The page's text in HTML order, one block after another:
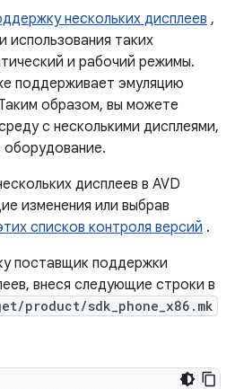
нескольких дисплеев ,
использования таких
и рабочий режимы.
поддерживает эмуляцию
образом, вы можете
с несколькими дисплеями,
оборудование.
дисплеев в AVD
изменения или выбрав
списков контроля версий .
поставщик поддержки
внеся следующие строки в
product/sdk_phone_x86.mk